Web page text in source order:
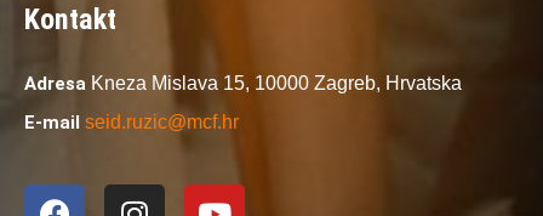
Kontakt
Adresa Kneza Mislava 15, 10000 Zagreb, Hrvatska
E-mail seid.ruzic@mcf.hr